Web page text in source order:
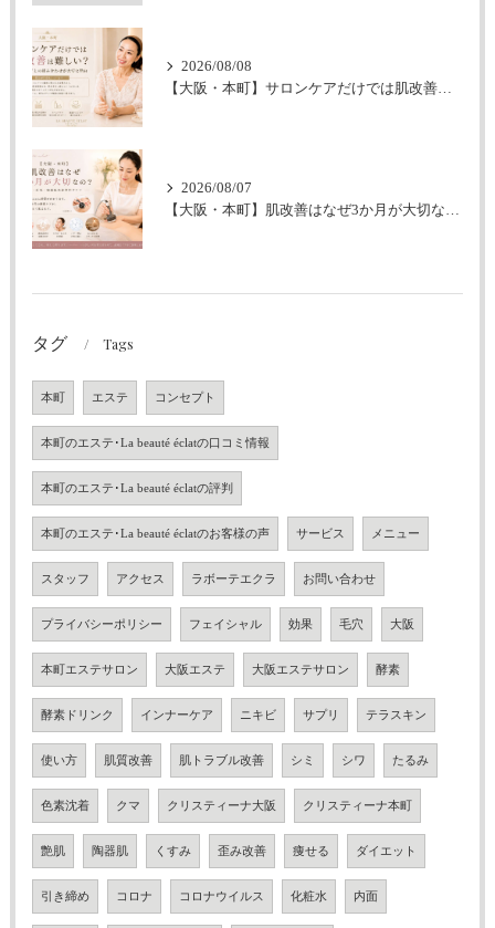
2026/08/08
【大阪・本町】サロンケアだけでは肌改善は難しい？｜ホームケアとの組み合わせが大切な理由
2026/08/07
【大阪・本町】肌改善はなぜ3か月が大切なの？｜シミ・肝斑・敏感肌改善専門サロン
タグ Tags
本町 エステ コンセプト
本町のエステ･La beauté éclatの口コミ情報
本町のエステ･La beauté éclatの評判
本町のエステ･La beauté éclatのお客様の声 サービス メニュー
スタッフ アクセス ラボーテエクラ お問い合わせ
プライバシーポリシー フェイシャル 効果 毛穴 大阪
本町エステサロン 大阪エステ 大阪エステサロン 酵素
酵素ドリンク インナーケア ニキビ サプリ テラスキン
使い方 肌質改善 肌トラブル改善 シミ シワ たるみ
色素沈着 クマ クリスティーナ大阪 クリスティーナ本町
艶肌 陶器肌 くすみ 歪み改善 痩せる ダイエット
引き締め コロナ コロナウイルス 化粧水 内面